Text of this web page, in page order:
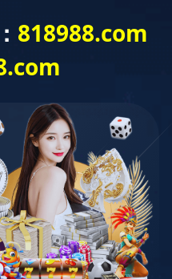
爱游戏手机登